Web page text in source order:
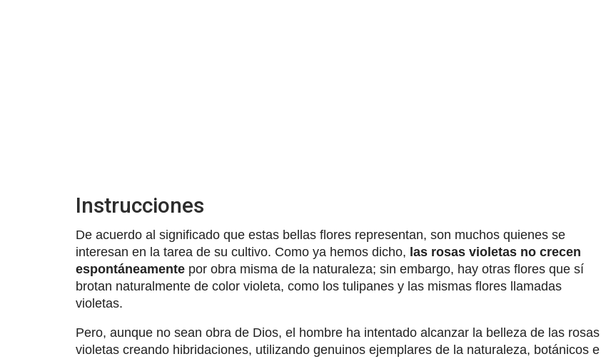
Instrucciones
De acuerdo al significado que estas bellas flores representan, son muchos quienes se
interesan en la tarea de su cultivo. Como ya hemos dicho, las rosas violetas no crecen
espontáneamente por obra misma de la naturaleza; sin embargo, hay otras flores que sí
brotan naturalmente de color violeta, como los tulipanes y las mismas flores llamadas
violetas.
Pero, aunque no sean obra de Dios, el hombre ha intentado alcanzar la belleza de las rosas
violetas creando hibridaciones, utilizando genuinos ejemplares de la naturaleza, botánicos e